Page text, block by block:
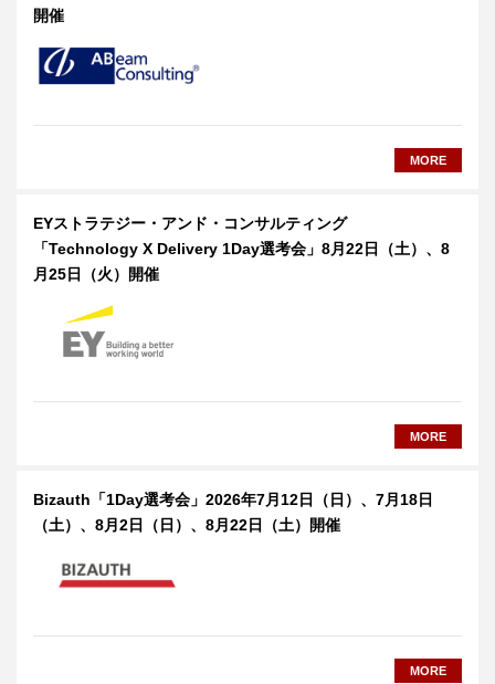
開催
MORE
EYストラテジー・アンド・コンサルティング
「Technology X Delivery 1Day選考会」8月22日（土）、8
月25日（火）開催
MORE
Bizauth「1Day選考会」2026年7月12日（日）、7月18日
（土）、8月2日（日）、8月22日（土）開催
MORE